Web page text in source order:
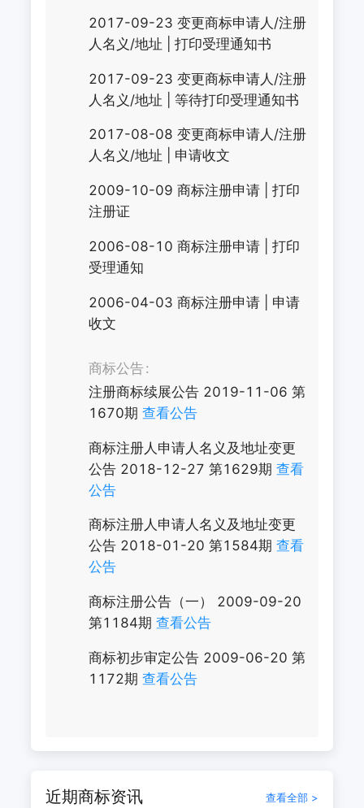
2017-09-23 变更商标申请人/注册
人名义/地址
打印受理通知书
2017-09-23 变更商标申请人/注册
人名义/地址
等待打印受理通知书
2017-08-08 变更商标申请人/注册
人名义/地址
申请收文
2009-10-09 商标注册申请| 打印
注册证
2006-08-10 商标注册申请| 打印
受理通知
2006-04-03 商标注册申请| 申请
收文
商标公告
注册商标续展公告 2019-11-06 第
1670期 查看公告
商标注册人申请人名义及地址变更
公告 2018-12-27 第1629期 查看
公告
商标注册人申请人名义及地址变更
公告 2018-01-20 第1584期 查看
公告
商标注册公告（一）
2009-09-20
第1184期 查看公告
商标初步审定公告 2009-06-20 第
1172期 查看公告
近期商标资讯 查看全部 >